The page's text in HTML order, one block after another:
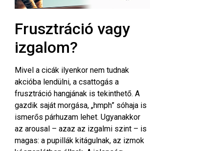
Frusztráció vagy
izgalom?
Mivel a cicák ilyenkor nem tudnak
akcióba lendülni, a csattogás a
frusztráció hangjának is tekinthető. A
gazdik saját morgása, „hmph” sóhaja is
ismerős párhuzam lehet. Ugyanakkor
az arousal – azaz az izgalmi szint – is
magas: a pupillák kitágulnak, az izmok